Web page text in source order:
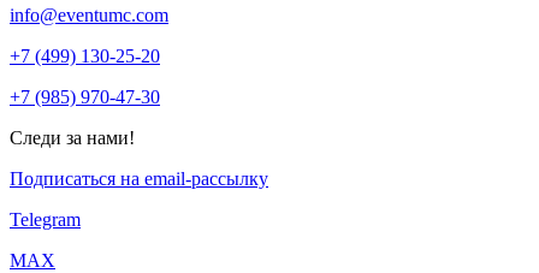
info@eventumc.com
+7 (499) 130-25-20
+7 (985) 970-47-30
Следи за нами!
Подписаться на email-рассылку
Telegram
МАХ